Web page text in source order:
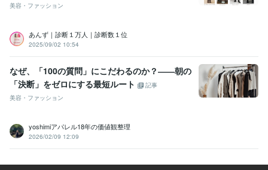
美容・ファッション
あんず｜診断１万人｜診断数１位
2025/09/02 10:54
なぜ、「100の質問」にこだわるのか？――朝の
「決断」をゼロにする最短ルート
記事
美容・ファッション
yoshimiアパレル18年の価値観整理
2026/02/09 12:09